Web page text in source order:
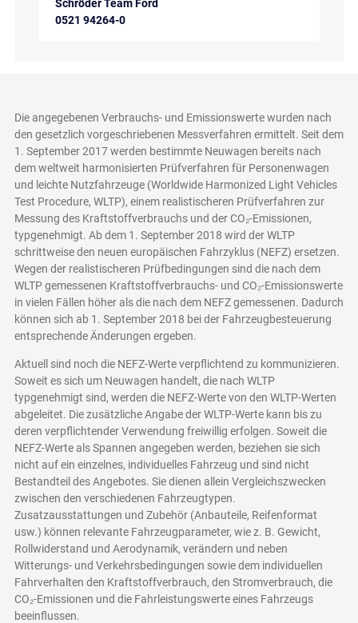
Schröder Team Ford
0521 94264-0
Die angegebenen Verbrauchs- und Emissionswerte wurden nach
den gesetzlich vorgeschriebenen Messverfahren ermittelt. Seit dem
1. September 2017 werden bestimmte Neuwagen bereits nach
dem weltweit harmonisierten Prüfverfahren für Personenwagen
und leichte Nutzfahrzeuge (Worldwide Harmonized Light Vehicles
Test Procedure, WLTP), einem realistischeren Prüfverfahren zur
Messung des Kraftstoffverbrauchs und der CO₂-Emissionen,
typgenehmigt. Ab dem 1. September 2018 wird der WLTP
schrittweise den neuen europäischen Fahrzyklus (NEFZ) ersetzen.
Wegen der realistischeren Prüfbedingungen sind die nach dem
WLTP gemessenen Kraftstoffverbrauchs- und CO₂-Emissionswerte
in vielen Fällen höher als die nach dem NEFZ gemessenen. Dadurch
können sich ab 1. September 2018 bei der Fahrzeugbesteuerung
entsprechende Änderungen ergeben.
Aktuell sind noch die NEFZ-Werte verpflichtend zu kommunizieren.
Soweit es sich um Neuwagen handelt, die nach WLTP
typgenehmigt sind, werden die NEFZ-Werte von den WLTP-Werten
abgeleitet. Die zusätzliche Angabe der WLTP-Werte kann bis zu
deren verpflichtender Verwendung freiwillig erfolgen. Soweit die
NEFZ-Werte als Spannen angegeben werden, beziehen sie sich
nicht auf ein einzelnes, individuelles Fahrzeug und sind nicht
Bestandteil des Angebotes. Sie dienen allein Vergleichszwecken
zwischen den verschiedenen Fahrzeugtypen.
Zusatzausstattungen und Zubehör (Anbauteile, Reifenformat
usw.) können relevante Fahrzeugparameter, wie z. B. Gewicht,
Rollwiderstand und Aerodynamik, verändern und neben
Witterungs- und Verkehrsbedingungen sowie dem individuellen
Fahrverhalten den Kraftstoffverbrauch, den Stromverbrauch, die
CO₂-Emissionen und die Fahrleistungswerte eines Fahrzeugs
beeinflussen.